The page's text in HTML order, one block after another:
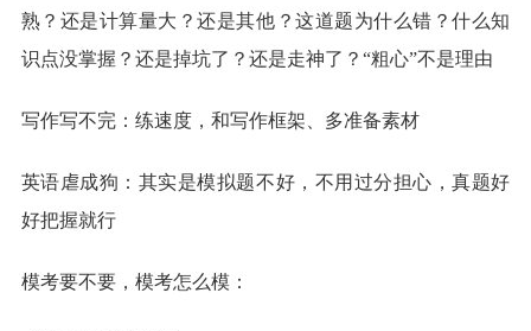
熟？还是计算量大？还是其他？这道题为什么错？什么知
识点没掌握？还是掉坑了？还是走神了？“粗心”不是理由
写作写不完：练速度，和写作框架、多准备素材
英语虐成狗：其实是模拟题不好，不用过分担心，真题好
好把握就行
模考要不要，模考怎么模：